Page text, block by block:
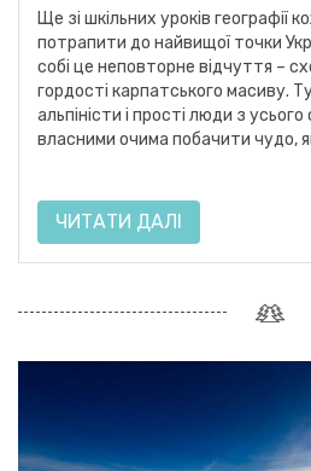
Ще зі шкільних уроків географії
потрапити до найвищої точки
собі це неповторне відчуття –
гордості карпатського масиву.
альпіністи і прості люди з усього
власними очима побачити чудо,
ЧИТАТИ ДАЛІ